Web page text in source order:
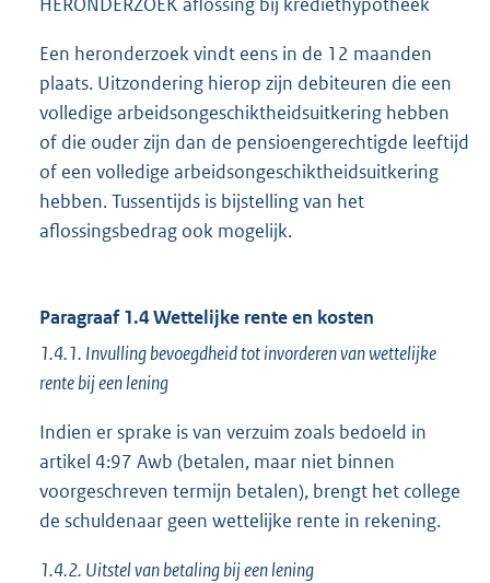
Een heronderzoek vindt eens in de 12 maanden
plaats. Uitzondering hierop zijn debiteuren die een
volledige arbeidsongeschiktheidsuitkering hebben
of die ouder zijn dan de pensioengerechtigde leeftijd
of een volledige arbeidsongeschiktheidsuitkering
hebben. Tussentijds is bijstelling van het
aflossingsbedrag ook mogelijk.
Paragraaf 1.4 Wettelijke rente en kosten
1.4.1. Invulling bevoegdheid tot invorderen van wettelijke
rente bij een lening
Indien er sprake is van verzuim zoals bedoeld in
artikel 4:97 Awb (betalen, maar niet binnen
voorgeschreven termijn betalen), brengt het college
de schuldenaar geen wettelijke rente in rekening.
1.4.2. Uitstel van betaling bij een lening